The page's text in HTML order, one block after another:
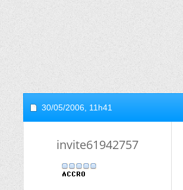
30/05/2006, 11h41
invite61942757